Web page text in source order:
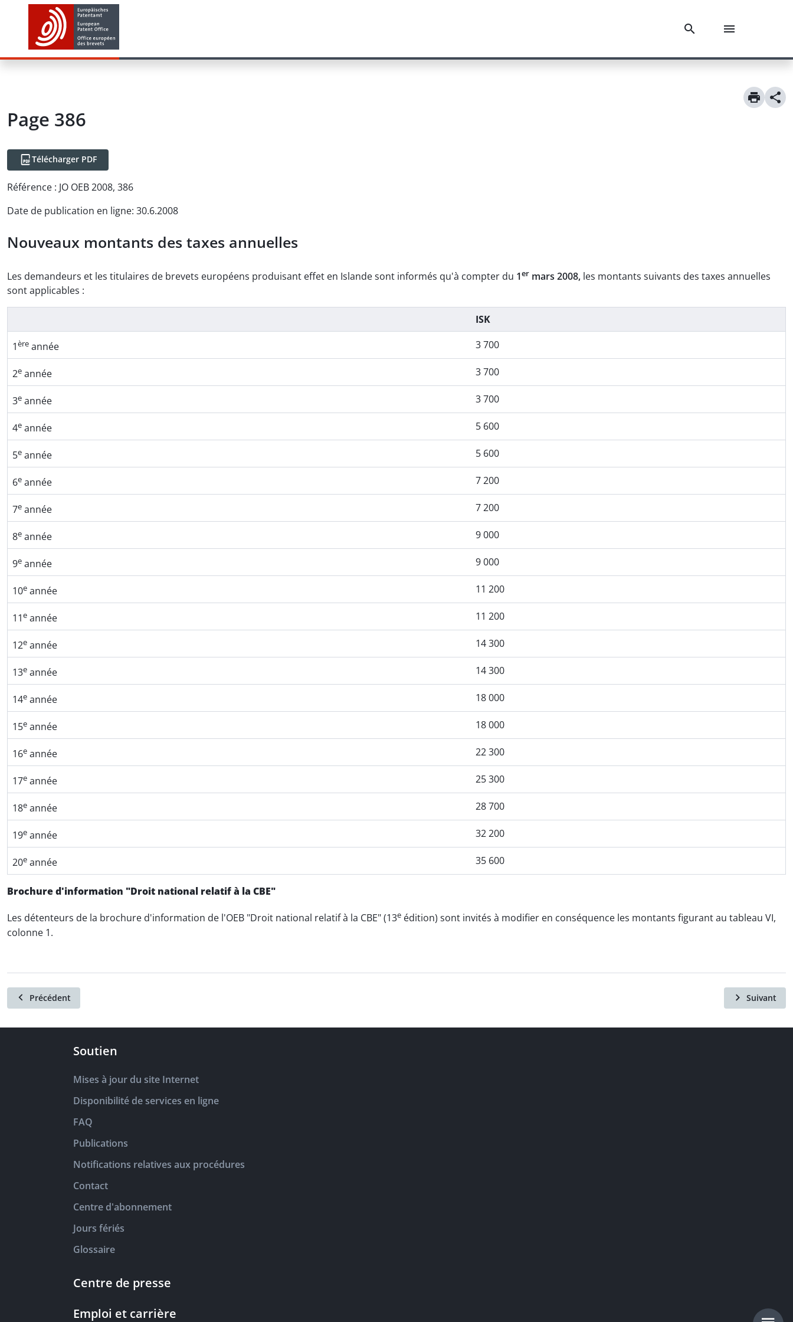
Page 386
Télécharger PDF
Référence : JO OEB 2008, 386
Date de publication en ligne: 30.6.2008
Nouveaux montants des taxes annuelles
Les demandeurs et les titulaires de brevets européens produisant effet en Islande sont informés qu'à compter du 1er mars 2008, les montants suivants des taxes annuelles
sont applicables :
ISK
1ère année 3 700
2e année 3 700
3e année 3 700
4e année 5 600
5e année 5 600
6e année 7 200
7e année 7 200
8e année 9 000
9e année 9 000
10e année 11 200
11e année 11 200
12e année 14 300
13e année 14 300
14e année 18 000
15e année 18 000
16e année 22 300
17e année 25 300
18e année 28 700
19e année 32 200
20e année 35 600
Brochure d'information "Droit national relatif à la CBE"
Les détenteurs de la brochure d'information de l'OEB "Droit national relatif à la CBE" (13e édition) sont invités à modifier en conséquence les montants figurant au tableau VI,
colonne 1.
Précédent Suivant
Soutien
Mises à jour du site Internet
Disponibilité de services en ligne
FAQ
Publications
Notifications relatives aux procédures
Contact
Centre d'abonnement
Jours fériés
Glossaire
Centre de presse
Emploi et carrière